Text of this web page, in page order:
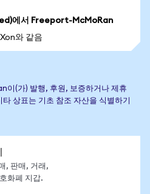
에서 Freeport-McMoRan
와 같음
(가) 발행, 후원, 보증하거나 제휴
상표는 기초 참조 자산을 식별하기
, 판매, 거래,
화폐 지갑.